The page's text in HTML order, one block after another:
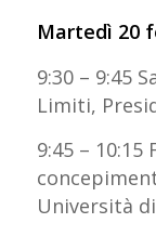
Martedì 20
9:30 – 9:45
Limiti,
9:45 – 10:15
Università